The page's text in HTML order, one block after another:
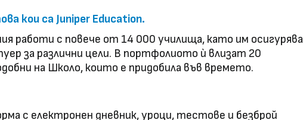
кои са Juniper Education.
работи с повече от 14 000 училища, като им осигурява
за различни цели. В портфолиото ѝ влизат 20
на Школо, които е придобила във времето.
с електронен дневник, уроци, тестове и безброй